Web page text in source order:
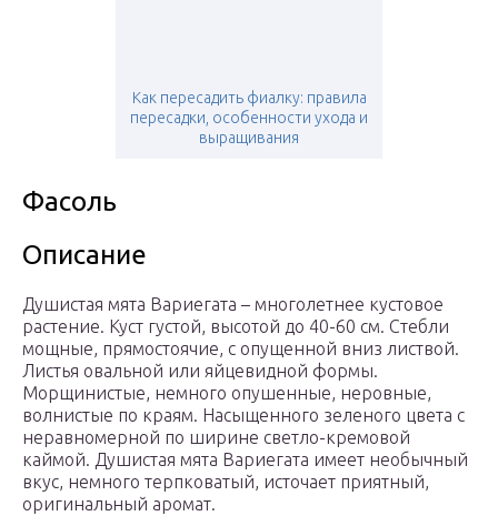
Как пересадить фиалку: правила
пересадки, особенности ухода и
выращивания
Фасоль
Описание
Душистая мята Вариегата – многолетнее кустовое
растение. Куст густой, высотой до 40-60 см. Стебли
мощные, прямостоячие, с опущенной вниз листвой.
Листья овальной или яйцевидной формы.
Морщинистые, немного опушенные, неровные,
волнистые по краям. Насыщенного зеленого цвета с
неравномерной по ширине светло-кремовой
каймой. Душистая мята Вариегата имеет необычный
вкус, немного терпковатый, источает приятный,
оригинальный аромат.